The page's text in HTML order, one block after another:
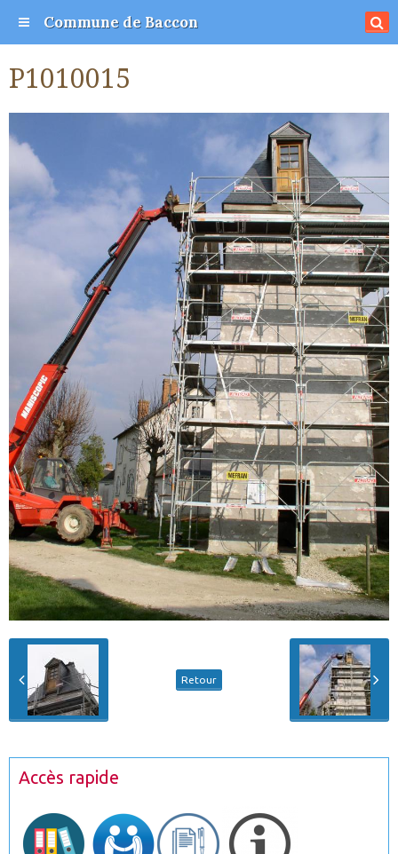
Commune de Baccon
P1010015
Retour
Accès rapide